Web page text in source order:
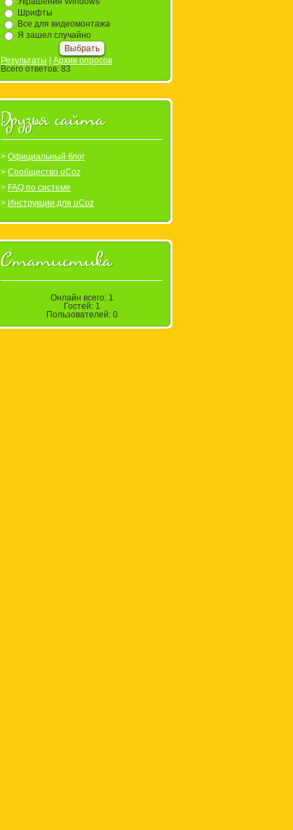
Шрифты
Все для видеомонтажа
Я зашел случайно
Результаты
Архив опросов
Всего ответов: 83
Друзья сайта
Официальный блог
Сообщество uCoz
FAQ по системе
Инструкции для uCoz
Статистика
Онлайн всего: 1
Гостей: 1
Пользователей: 0